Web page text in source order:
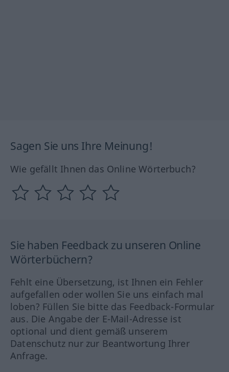
Sagen Sie uns Ihre Meinung!
Wie gefällt Ihnen das Online Wörterbuch?
Sie haben Feedback zu unseren Online
Wörterbüchern?
Fehlt eine Übersetzung, ist Ihnen ein Fehler
aufgefallen oder wollen Sie uns einfach mal
loben? Füllen Sie bitte das Feedback-Formular
aus. Die Angabe der E-Mail-Adresse ist
optional und dient gemäß unserem
Datenschutz nur zur Beantwortung Ihrer
Anfrage.